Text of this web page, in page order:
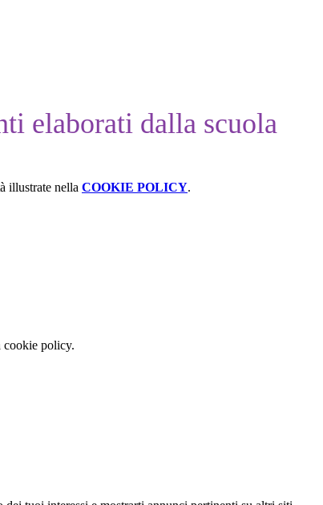
elaborati dalla scuola
illustrate nella COOKIE POLICY.
cookie policy.